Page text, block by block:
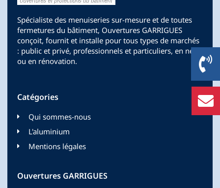
Spécialiste des menuiseries sur-mesure et de toutes
fermetures du bâtiment, Ouvertures GARRIGUES
conçoit, fournit et installe pour tous types de marchés
: public et privé, professionnels et particuliers, en neuf
ou en rénovation.
Catégories
Qui sommes-nous
L'aluminium
Mentions légales
Ouvertures GARRIGUES